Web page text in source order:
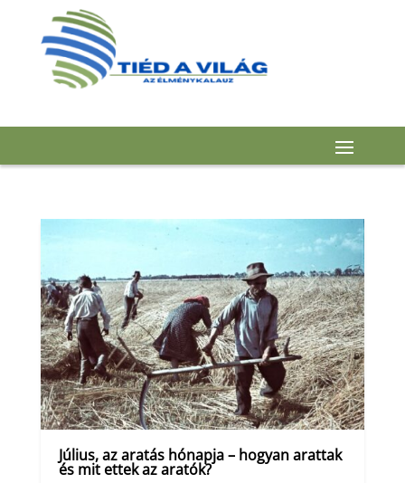
Július, az aratás hónapja – hogyan arattak
és mit ettek az aratók?